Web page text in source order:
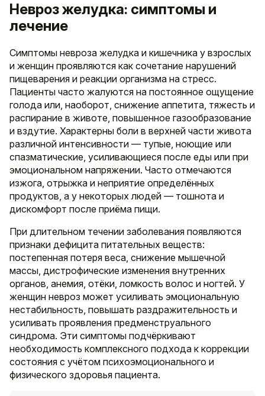
Невроз желудка: симптомы и
лечение
Симптомы невроза желудка и кишечника у взрослых
и женщин проявляются как сочетание нарушений
пищеварения и реакции организма на стресс.
Пациенты часто жалуются на постоянное ощущение
голода или, наоборот, снижение аппетита, тяжесть и
распирание в животе, повышенное газообразование
и вздутие. Характерны боли в верхней части живота
различной интенсивности — тупые, ноющие или
спазматические, усиливающиеся после еды или при
эмоциональном напряжении. Часто отмечаются
изжога, отрыжка и неприятие определённых
продуктов, а у некоторых людей — тошнота и
дискомфорт после приёма пищи.
При длительном течении заболевания появляются
признаки дефицита питательных веществ:
постепенная потеря веса, снижение мышечной
массы, дистрофические изменения внутренних
органов, анемия, отёки, ломкость волос и ногтей. У
женщин невроз может усиливать эмоциональную
нестабильность, повышать раздражительность и
усиливать проявления предменструального
синдрома. Эти симптомы подчёркивают
необходимость комплексного подхода к коррекции
состояния с учётом психоэмоционального и
физического здоровья пациента.